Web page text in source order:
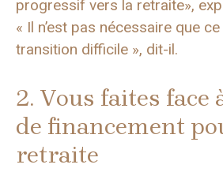
progressif vers la retraite»,
« Il n’est pas nécessaire que
transition difficile », dit-il.
2. Vous faites face
de financement
retraite